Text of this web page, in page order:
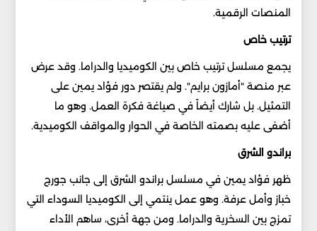
المنصات الرقمية.
ترتيب خاص
يجمع مسلسل ترتيب خاص بين الكوميديا والدراما. وقد عرض
عبر منصة "أمازون برايم". ولم يقتصر دور فؤاد يمين على
التمثيل. بل شارك أيضاً في صياغة فكرة العمل. وهو ما
أضفى عليه بصمته الخاصة في الحوار والمواقف الكوميدية.
براندو الشرق
ظهر فؤاد يمين في مسلسل براندو الشرق إلى جانب جورج
خباز وأمل عرفة. وهو عمل ينتمي إلى الكوميديا السوداء التي
تمزج بين السخرية والدراما. ومن جهة أخرى، ساهم الأداء